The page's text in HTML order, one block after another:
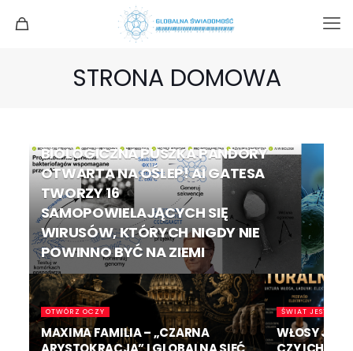
STRONA DOMOWA
BIOLOGICZNA PUSZKA PANDORY
OTWARTA NA OŚLEP! AI GATESA
TWORZY 16
SAMOPOWIELAJĄCYCH SIĘ
WIRUSÓW, KTÓRYCH NIGDY NIE
POWINNO BYĆ NA ZIEMI
OTWÓRZ OCZY
MAXIMA FAMILIA – „CZARNA
ŚWIAT JEST INNY
WŁOSY